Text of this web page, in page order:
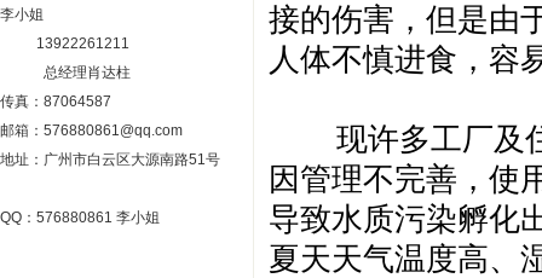
接的伤害，但是由
人体不慎进食，容
现许多工厂及
因管理不完善，使
导致水质污染孵化
夏天天气温度高、
李小姐
13922261211
总经理肖达柱
传真：87064587
邮箱：576880861@qq.com
地址：广州市白云区大源南路51号
QQ：576880861 李小姐